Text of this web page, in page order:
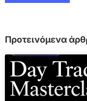
Προτεινόμενα